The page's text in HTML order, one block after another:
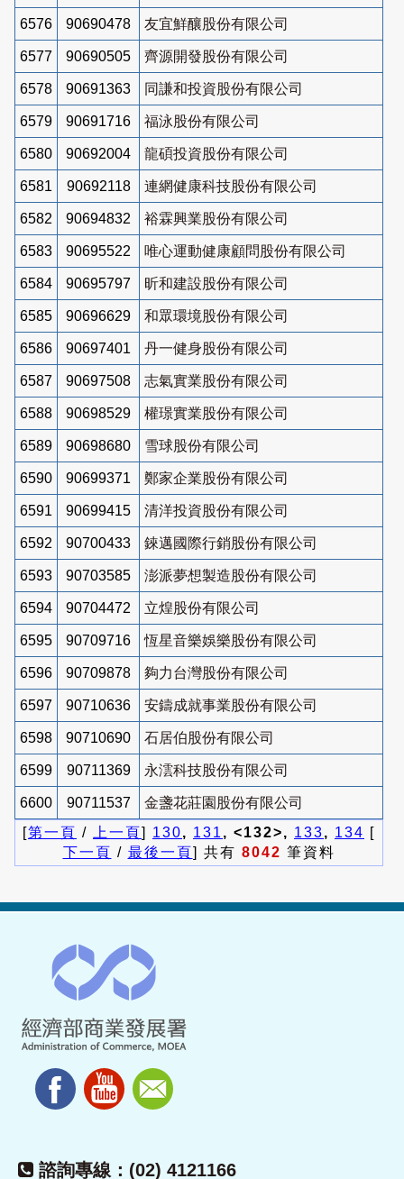
6576 90690478 友宜鮮釀股份有限公司
6577 90690505 齊源開發股份有限公司
6578 90691363 同謙和投資股份有限公司
6579 90691716 福泳股份有限公司
6580 90692004 龍碩投資股份有限公司
6581 90692118 連網健康科技股份有限公司
6582 90694832 裕霖興業股份有限公司
6583 90695522 唯心運動健康顧問股份有限公司
6584 90695797 昕和建設股份有限公司
6585 90696629 和眾環境股份有限公司
6586 90697401 丹一健身股份有限公司
6587 90697508 志氣實業股份有限公司
6588 90698529 權璟實業股份有限公司
6589 90698680 雪球股份有限公司
6590 90699371 鄭家企業股份有限公司
6591 90699415 清洋投資股份有限公司
6592 90700433 錸邁國際行銷股份有限公司
6593 90703585 澎派夢想製造股份有限公司
6594 90704472 立煌股份有限公司
6595 90709716 恆星音樂娛樂股份有限公司
6596 90709878 夠力台灣股份有限公司
6597 90710636 安鑄成就事業股份有限公司
6598 90710690 石居伯股份有限公司
6599 90711369 永澐科技股份有限公司
6600 90711537
金盞花莊園股份有限公司
[第一頁 / 上一頁] 130, 131 , <132>, 133, 134 [
下一頁 / 最後一頁] 共有 8042 筆資料
諮詢專線：(02) 4121166